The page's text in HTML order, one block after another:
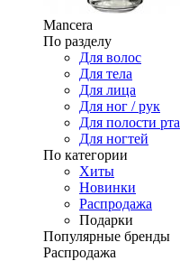
Mancera
По разделу
Для волос
Для тела
Для лица
Для ног / рук
Для полости рта
Для ногтей
По категории
Хиты
Новинки
Распродажа
Подарки
Популярные бренды
Распродажа